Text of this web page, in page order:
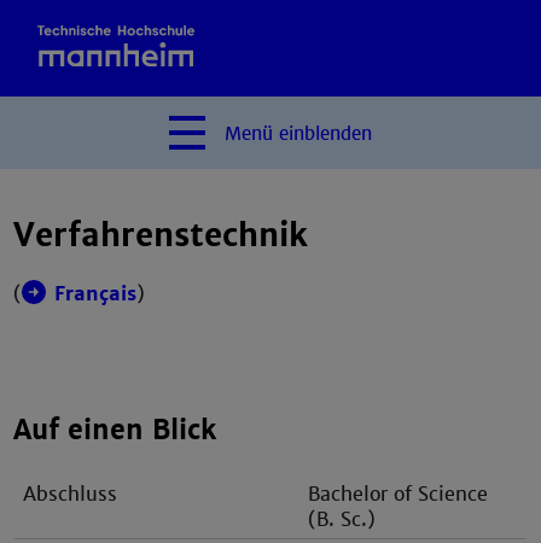
Menü einblenden
Verfahrenstechnik
( Français)
Auf einen Blick
Abschluss
Bachelor of Science
(B. Sc.)